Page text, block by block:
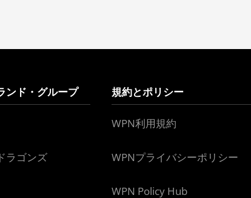
ンド・グループ
ラゴンズ
規約とポリシー
WPN利用規約
WPNプライバシーポリシー
WPN Policy Hub